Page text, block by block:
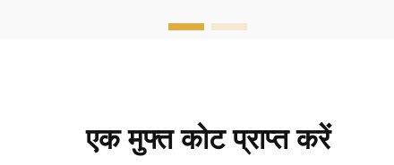
एक मुफ्त कोट प्राप्त करें